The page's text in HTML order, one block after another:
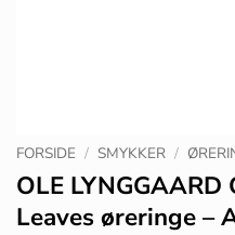
FORSIDE / SMYKKER /
OLE LYNGGAARD
Leaves øreringe –